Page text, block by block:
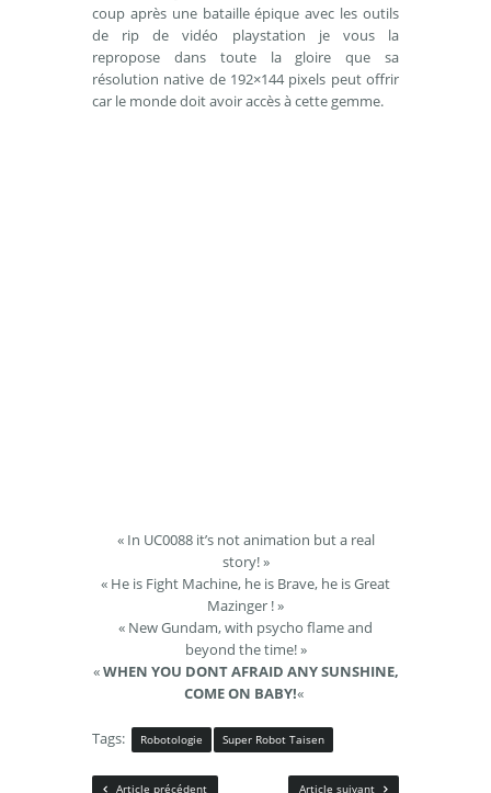
coup après une bataille épique avec les outils
de rip de vidéo playstation je vous la
repropose dans toute la gloire que sa
résolution native de 192×144 pixels peut offrir
car le monde doit avoir accès à cette gemme.
« In UC0088 it’s not animation but a real
story! »
« He is Fight Machine, he is Brave, he is Great
Mazinger ! »
« New Gundam, with psycho flame and
beyond the time! »
«WHEN YOU DONT AFRAID ANY SUNSHINE,
COME ON BABY!«
Tags: Robotologie Super Robot Taisen
Article suivant
Article précédent